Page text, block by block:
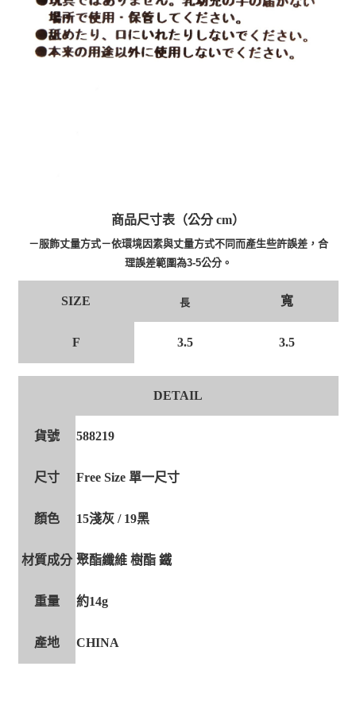
商品尺寸表（公分 cm）
－服飾丈量方式－依環境因素與丈量方式不同而產生些許誤差，合
理誤差範圍為3-5公分。
SIZE 長 寬
F 3.5 3.5
DETAIL
貨號 588219
尺寸 Free Size 單一尺寸
顏色 15淺灰 / 19黑
材質成分 聚酯纖維 樹酯 鐵
重量 約14g
產地 CHINA